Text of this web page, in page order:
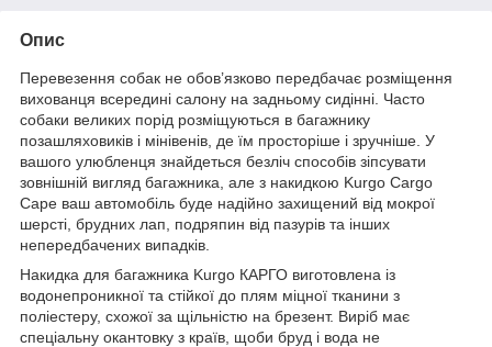
Опис
Перевезення собак не обов’язково передбачає розміщення
вихованця всередині салону на задньому сидінні. Часто
собаки великих порід розміщуються в багажнику
позашляховиків і мінівенів, де їм просторіше і зручніше. У
вашого улюбленця знайдеться безліч способів зіпсувати
зовнішній вигляд багажника, але з накидкою Kurgo Cargo
Cape ваш автомобіль буде надійно захищений від мокрої
шерсті, брудних лап, подряпин від пазурів та інших
непередбачених випадків.
Накидка для багажника Kurgo КАРГО виготовлена із
водонепроникної та стійкої до плям міцної тканини з
поліестеру, схожої за щільністю на брезент. Виріб має
спеціальну окантовку з країв, щоби бруд і вода не